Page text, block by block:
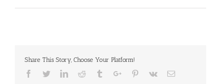
Share This Story, Choose Your Platform!
Facebook
TwitterLinkedinReddit TumblrGoogle+Pinterest
Vk Email